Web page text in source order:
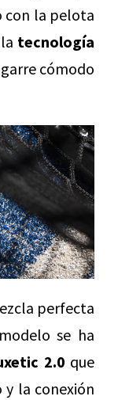
con la pelota
tecnología
cómodo
perfecta
se ha
2.0 que
y la conexión